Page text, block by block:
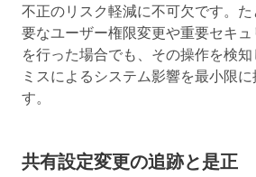
不正のリスク軽減に不可欠です。
要なユーザー権限変更や重要セキ
を行った場合でも、その操作を検
ミスによるシステム影響を最小限
す。
共有設定変更の追跡と是正